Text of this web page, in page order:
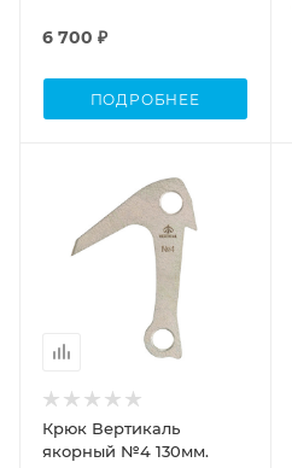
6 700 ₽
ПОДРОБНЕЕ
Крюк Вертикаль
якорный №4 130мм.